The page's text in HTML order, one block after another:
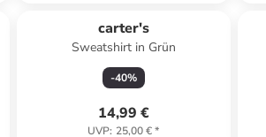
carter's
Sweatshirt in Grün
-40%
14,99 €
UVP: 25,00 €*